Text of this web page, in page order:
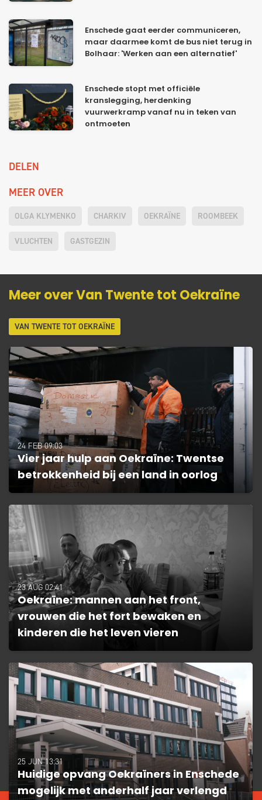
Enschede gaat eerder communiceren,
maar daarmee komt de bus niet terug in
Bolhaar: 'Werken aan een alternatief'
Enschede stopt met officiële
kranslegging, herdenking
vuurwerkramp vanaf nu in teken van
ontmoeten
DELEN
MEER OVER
OLGA KLYMENKO CHARKIV OEKRAÏNE ROOMBEEK
VLUCHTEN GASTGEZIN
Meer over Van Twente tot Oekraïne
VAN TWENTE TOT OEKRAÏNE
24 FEB 09:03
Vier jaar hulp aan Oekraïne: Twentse
betrokkenheid bij een land in oorlog
23 AUG 02:41
Oekraïne: mannen aan het front,
vrouwen die het fort bewaken en
kinderen die het leven vieren
25 JUN 13:31
Huidige opvang Oekraïners in Enschede
mogelijk met anderhalf jaar verlengd